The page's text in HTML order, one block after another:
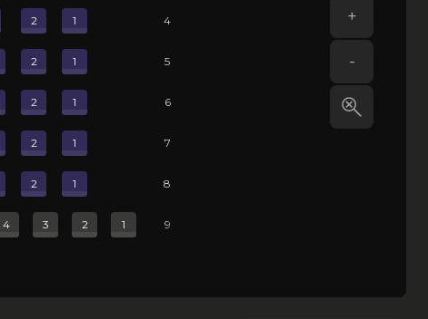
03.06.2026
Фильм закончился на доброй ноте, но первое моё
+
-
1
2
3
4
1
2
1
2
1
2
1
2
1
2
4
5
6
7
8
9